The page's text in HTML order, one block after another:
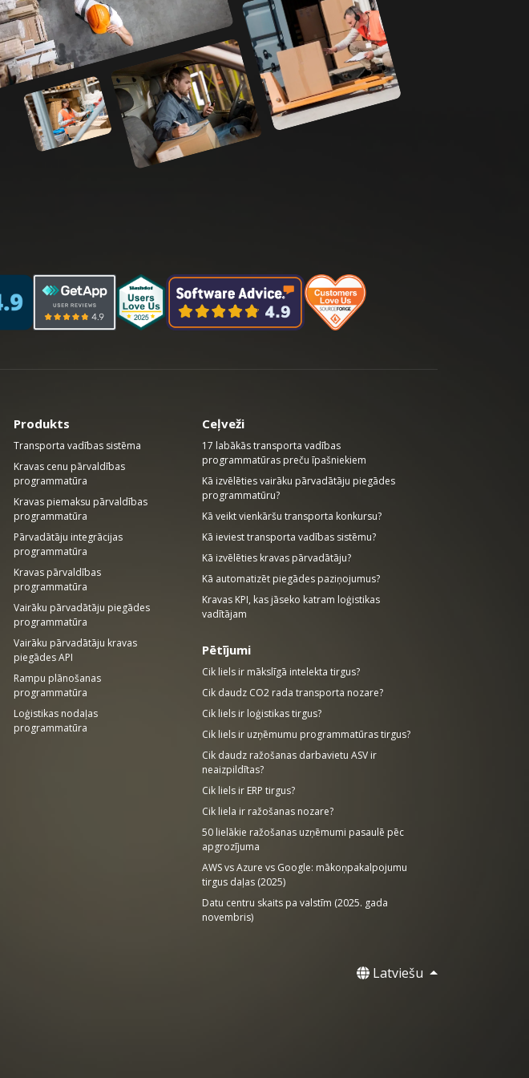
Produkts
Transporta vadības sistēma
Kravas cenu pārvaldības
programmatūra
Kravas piemaksu pārvaldības
programmatūra
Pārvadātāju integrācijas
programmatūra
Kravas pārvaldības
programmatūra
Vairāku pārvadātāju piegādes
programmatūra
Vairāku pārvadātāju kravas
piegādes API
Rampu plānošanas
programmatūra
Loģistikas nodaļas
programmatūra
Ceļveži
17 labākās transporta vadības
programmatūras preču īpašniekiem
Kā izvēlēties vairāku pārvadātāju piegādes
programmatūru?
Kā veikt vienkāršu transporta konkursu?
Kā ieviest transporta vadības sistēmu?
Kā izvēlēties kravas pārvadātāju?
Kā automatizēt piegādes paziņojumus?
Kravas KPI, kas jāseko katram loģistikas
vadītājam
Pētījumi
Cik liels ir mākslīgā intelekta tirgus?
Cik daudz CO2 rada transporta nozare?
Cik liels ir loģistikas tirgus?
Cik liels ir uzņēmumu programmatūras tirgus?
Cik daudz ražošanas darbavietu ASV ir
neaizpildītas?
Cik liels ir ERP tirgus?
Cik liela ir ražošanas nozare?
50 lielākie ražošanas uzņēmumi pasaulē pēc
apgrozījuma
AWS vs Azure vs Google: mākoņpakalpojumu
tirgus daļas (2025)
Datu centru skaits pa valstīm (2025. gada
novembris)
Latviešu